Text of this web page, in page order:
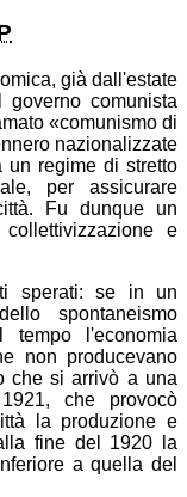
già dall'estate
comunista
comunismo di
nazionalizzate
un regime di stretto
per assicurare
Fu dunque un
e
sperati: se in un
spontaneismo
tempo l'economia
non producevano
che si arrivò a una
che provocò
la produzione e
fine del 1920 la
a quella del